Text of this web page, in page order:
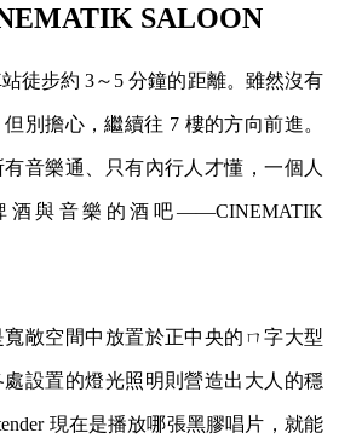
SALOON
徒步約 3～5 分鐘的距離。雖然沒有
別擔心，繼續往 7 樓的方向前進。
音樂通、只有內行人才懂，一個人
酒與音樂的酒吧——CINEMATIK
敞空間中放置於正中央的ㄇ字大型
設置的燈光照明則營造出大人的穩
現在是播放哪張黑膠唱片，就能